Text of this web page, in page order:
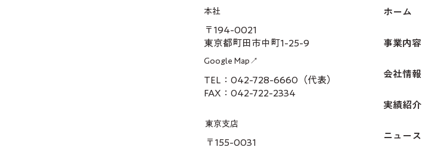
本社
〒194-0021
東京都町田市中町1-25-9
Google Map↗
TEL：042-728-6660（代表）
FAX：042-722-2334
東京支店
〒155-0031
ホーム
事業内容
会社情報
実績紹介
ニュース